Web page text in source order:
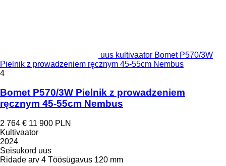
uus kultivaator Bomet P570/3W
Pielnik z prowadzeniem ręcznym 45-55cm Nembus
4
Bomet P570/3W Pielnik z prowadzeniem
ręcznym 45-55cm Nembus
2 764 € 11 900 PLN
Kultivaator
2024
Seisukord uus
Ridade arv 4 Töösügavus 120 mm